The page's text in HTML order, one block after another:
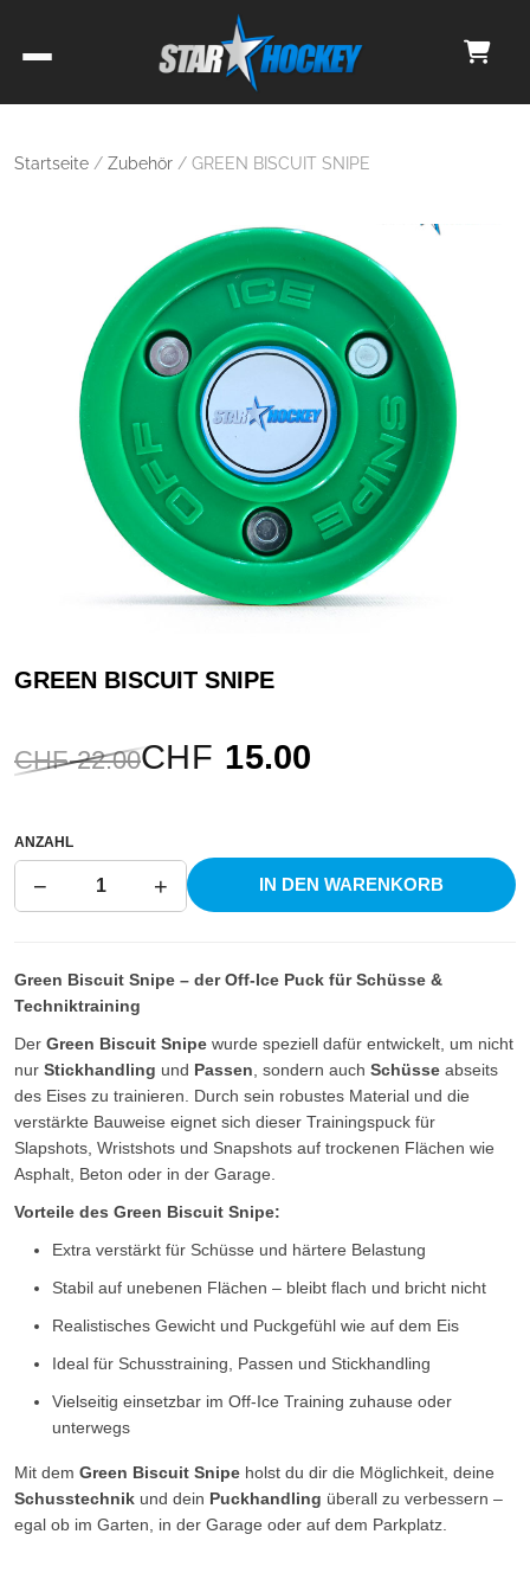
Startseite / Zubehör / GREEN BISCUIT SNIPE
GREEN BISCUIT SNIPE
CHF22.00CHF 15.00
ANZAHL
− 1 + IN DEN WARENKORB
Green Biscuit Snipe – der Off-Ice Puck für Schüsse &
Techniktraining
Der Green Biscuit Snipe wurde speziell dafür entwickelt, um nicht
nur Stickhandling und Passen , sondern auch Schüsse abseits
des Eises zu trainieren. Durch sein robustes Material und die
verstärkte Bauweise eignet sich dieser Trainingspuck für
Slapshots, Wristshots und Snapshots auf trockenen Flächen wie
Asphalt, Beton oder in der Garage.
Vorteile des Green Biscuit Snipe:
Extra verstärkt für Schüsse und härtere Belastung
Stabil auf unebenen Flächen – bleibt flach und bricht nicht
Realistisches Gewicht und Puckgefühl wie auf dem Eis
Ideal für Schusstraining, Passen und Stickhandling
Vielseitig einsetzbar im Off-Ice Training zuhause oder
unterwegs
Mit dem Green Biscuit Snipe holst du dir die Möglichkeit, deine
Schusstechnik und dein Puckhandling überall zu verbessern –
egal ob im Garten, in der Garage oder auf dem Parkplatz.